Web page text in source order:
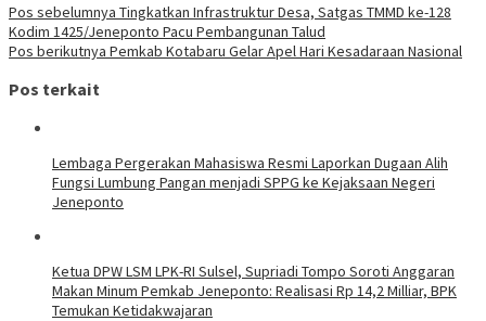
Pos sebelumnya Tingkatkan Infrastruktur Desa, Satgas TMMD ke-128
Kodim 1425/Jeneponto Pacu Pembangunan Talud
Pos berikutnya Pemkab Kotabaru Gelar Apel Hari Kesadaraan Nasional
Pos terkait
Lembaga Pergerakan Mahasiswa Resmi Laporkan Dugaan Alih
Fungsi Lumbung Pangan menjadi SPPG ke Kejaksaan Negeri
Jeneponto
Ketua DPW LSM LPK-RI Sulsel, Supriadi Tompo Soroti Anggaran
Makan Minum Pemkab Jeneponto: Realisasi Rp 14,2 Milliar, BPK
Temukan Ketidakwajaran